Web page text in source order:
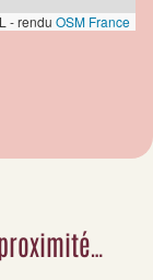
- rendu OSM France